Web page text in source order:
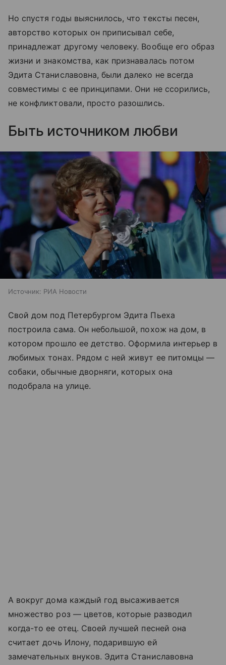
Но спустя годы выяснилось, что тексты песен,
авторство которых он приписывал себе,
принадлежат другому человеку. Вообще его образ
жизни и знакомства, как признавалась потом
Эдита Станиславовна, были далеко не всегда
совместимы с ее принципами. Они не ссорились,
не конфликтовали, просто разошлись.
Быть источником любви
Источник: РИА Новости
Свой дом под Петербургом Эдита Пьеха
построила сама. Он небольшой, похож на дом, в
котором прошло ее детство. Оформила интерьер в
любимых тонах. Рядом с ней живут ее питомцы —
собаки, обычные дворняги, которых она
подобрала на улице.
А вокруг дома каждый год высаживается
множество роз — цветов, которые разводил
когда-то ее отец. Своей лучшей песней она
считает дочь Илону, подарившую ей
замечательных внуков. Эдита Станиславовна